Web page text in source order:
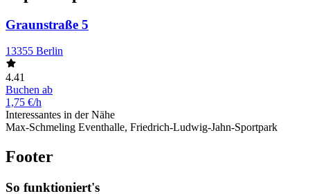
Graunstraße 5
13355 Berlin
4.41
Buchen ab
1,75 €/h
Interessantes in der Nähe
Max-Schmeling Eventhalle, Friedrich-Ludwig-Jahn-Sportpark
Footer
So funktioniert's